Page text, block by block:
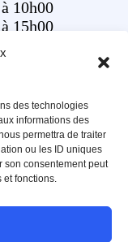
des technologies
informations des
permettra de traiter
ou les ID uniques
son consentement peut
et fonctions.
10h00
15h00
ou d’une
commune et ses